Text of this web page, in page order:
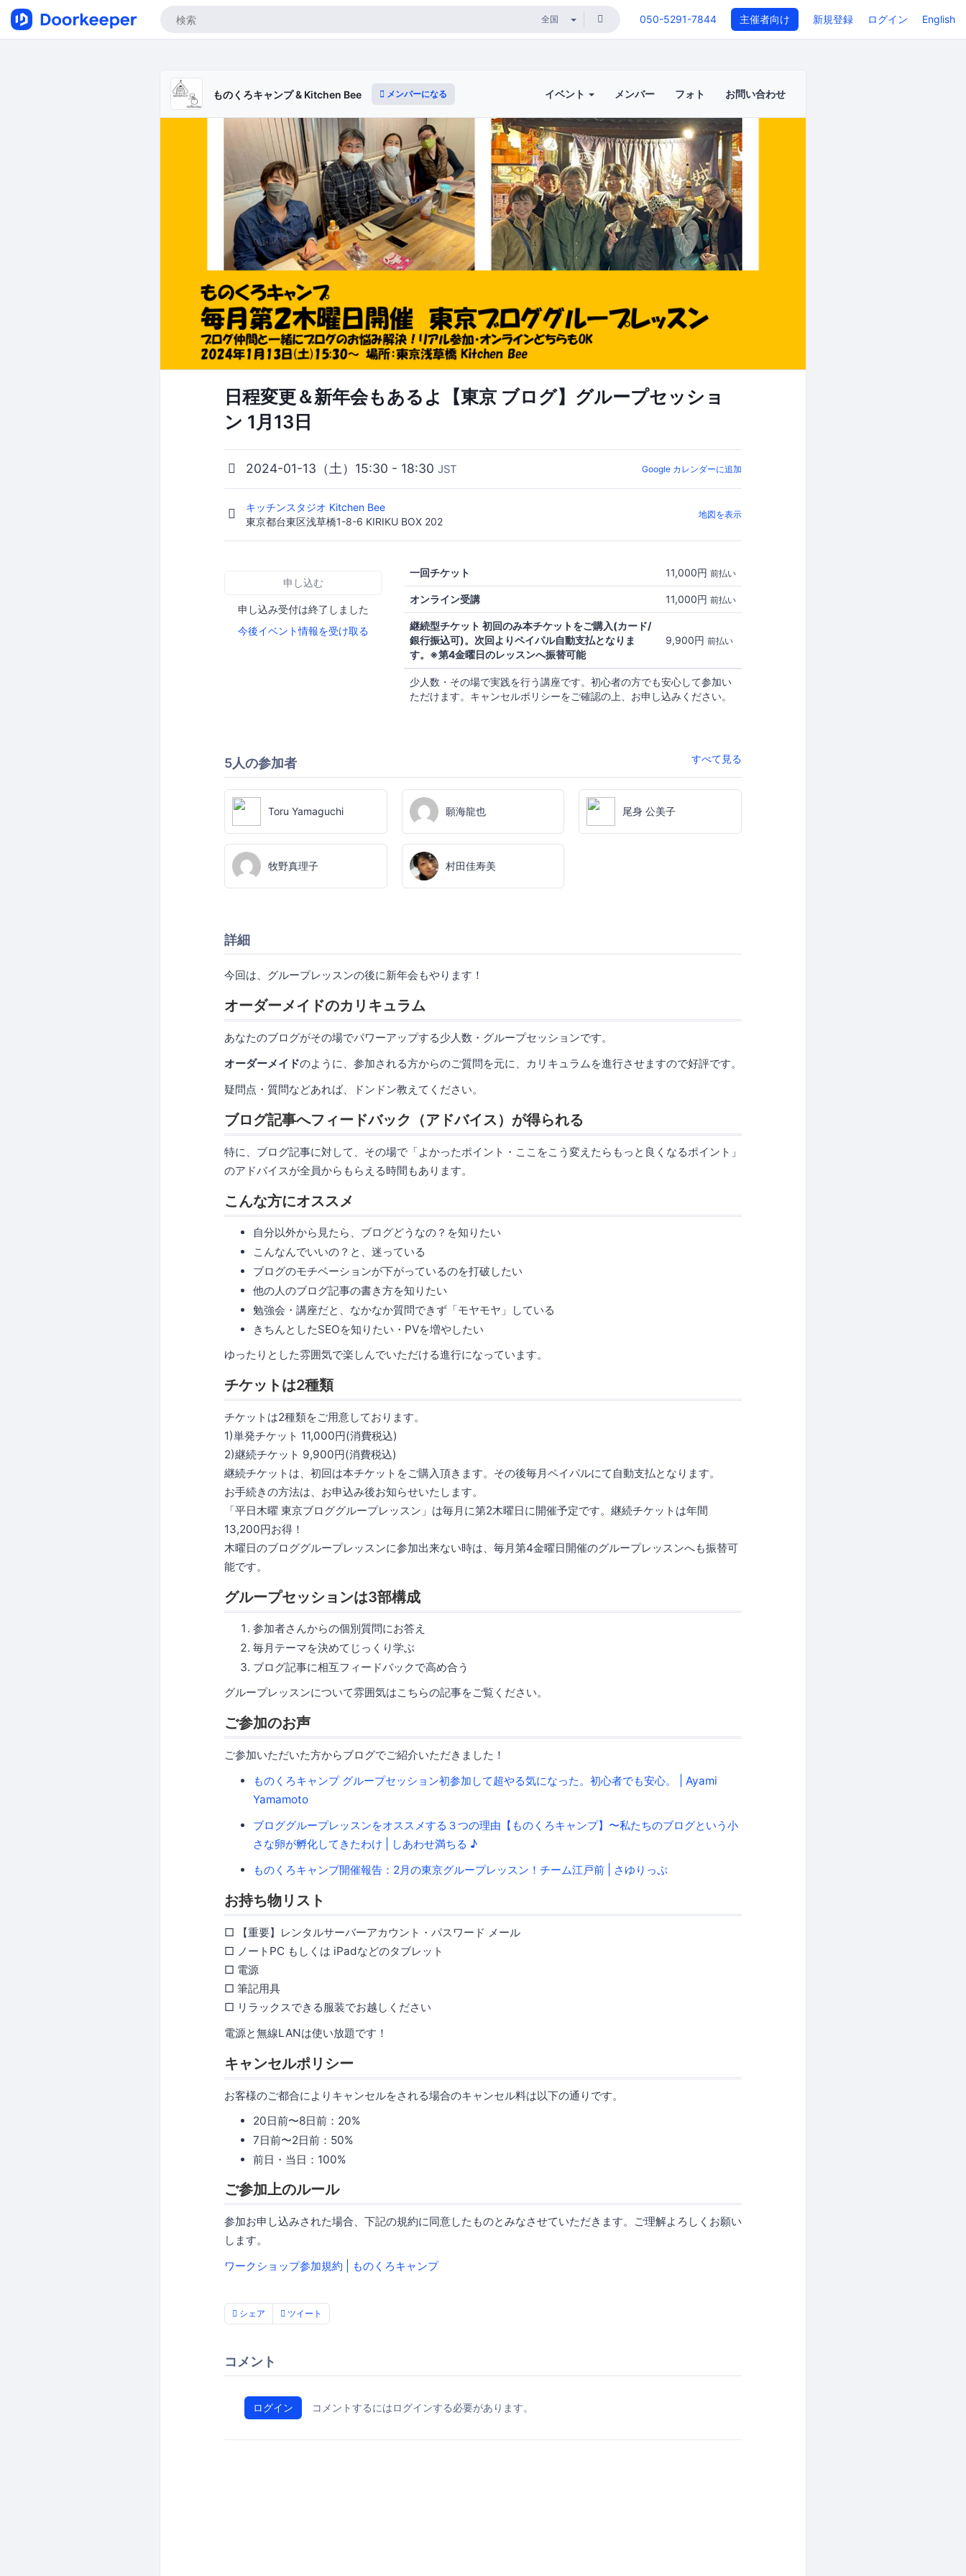
050-5291-7844 主催者向け 新規登録 ログイン English
ものくろキャンプ & Kitchen Bee メンバーになる イベント メンバー フォト お問い合わせ
日程変更＆新年会もあるよ【東京 ブログ】グループセッショ
ン 1月13日
2024-01-13（土）15:30 - 18:30 JST Google カレンダーに追加
キッチンスタジオ Kitchen Bee
東京都台東区浅草橋1-8-6 KIRIKU BOX 202
地図を表示
申し込む
申し込み受付は終了しました
今後イベント情報を受け取る
一回チケット 11,000円 前払い
オンライン受講 11,000円 前払い
継続型チケット 初回のみ本チケットをご購入(カード/
銀行振込可)。次回よりペイパル自動支払となりま
す。※第4金曜日のレッスンへ振替可能
9,900円 前払い
少人数・その場で実践を行う講座です。初心者の方でも安心して参加い
ただけます。キャンセルポリシーをご確認の上、お申し込みください。
5人の参加者 すべて見る
Toru Yamaguchi 願海龍也 尾身 公美子
牧野真理子 村田佳寿美
詳細
今回は、グループレッスンの後に新年会もやります！
オーダーメイドのカリキュラム
あなたのブログがその場でパワーアップする少人数・グループセッションです。
オーダーメイドのように、参加される方からのご質問を元に、カリキュラムを進行させますので好評です。
疑問点・質問などあれば、ドンドン教えてください。
ブログ記事へフィードバック（アドバイス）が得られる
特に、ブログ記事に対して、その場で「よかったポイント・ここをこう変えたらもっと良くなるポイント」
のアドバイスが全員からもらえる時間もあります。
こんな方にオススメ
自分以外から見たら、ブログどうなの？を知りたい
こんなんでいいの？と、迷っている
ブログのモチベーションが下がっているのを打破したい
他の人のブログ記事の書き方を知りたい
勉強会・講座だと、なかなか質問できず「モヤモヤ」している
きちんとしたSEOを知りたい・PVを増やしたい
ゆったりとした雰囲気で楽しんでいただける進行になっています。
チケットは2種類
チケットは2種類をご用意しております。
1)単発チケット 11,000円(消費税込)
2)継続チケット 9,900円(消費税込)
継続チケットは、初回は本チケットをご購入頂きます。その後毎月ペイパルにて自動支払となります。
お手続きの方法は、お申込み後お知らせいたします。
「平日木曜 東京ブロググループレッスン」は毎月に第2木曜日に開催予定です。継続チケットは年間
13,200円お得！
木曜日のブロググループレッスンに参加出来ない時は、毎月第4金曜日開催のグループレッスンへも振替可
能です。
グループセッションは3部構成
参加者さんからの個別質問にお答え
毎月テーマを決めてじっくり学ぶ
ブログ記事に相互フィードバックで高め合う
グループレッスンについて雰囲気はこちらの記事をご覧ください。
ご参加のお声
ご参加いただいた方からブログでご紹介いただきました！
ものくろキャンプ グループセッション初参加して超やる気になった。初心者でも安心。 | Ayami
Yamamoto
ブロググループレッスンをオススメする３つの理由【ものくろキャンプ】〜私たちのブログという小
さな卵が孵化してきたわけ | しあわせ満ちる ♪
ものくろキャンプ開催報告：2月の東京グループレッスン！チーム江戸前 | さゆりっぷ
お持ち物リスト
□ 【重要】レンタルサーバーアカウント・パスワード メール
□ ノートPC もしくは iPadなどのタブレット
□ 電源
□ 筆記用具
□ リラックスできる服装でお越しください
電源と無線LANは使い放題です！
キャンセルポリシー
お客様のご都合によりキャンセルをされる場合のキャンセル料は以下の通りです。
20日前〜8日前：20%
7日前〜2日前：50%
前日・当日：100%
ご参加上のルール
参加お申し込みされた場合、下記の規約に同意したものとみなさせていただきます。ご理解よろしくお願い
します。
ワークショップ参加規約 | ものくろキャンプ
シェア ツイート
コメント
ログイン コメントするにはログインする必要があります。